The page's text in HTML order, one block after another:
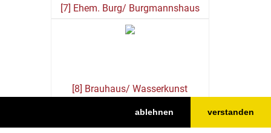
ablehnen verstanden
[7] Ehem. Burg/ Burgmannshaus
[8] Brauhaus/ Wasserkunst